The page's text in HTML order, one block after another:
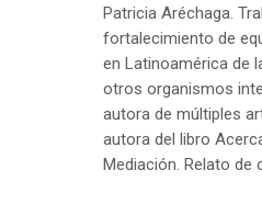
Patricia Aréchaga.
fortalecimiento de
en Latinoamérica de
otros organismos
autora de múltiples
autora del libro
Mediación. Relato de